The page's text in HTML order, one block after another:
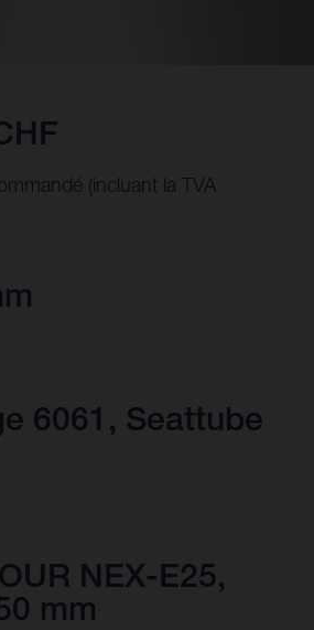
(incluant la TVA
6061, Seattube
NEX-E25,
mm